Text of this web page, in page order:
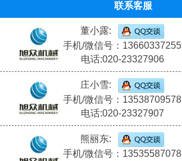
联系客服
董小露:
手机/微信号：13660337255
电话:020-23327906
庄小雪:
手机/微信号：13538709578
电话:020-23327907
熊丽东:
手机/微信号：13535587078